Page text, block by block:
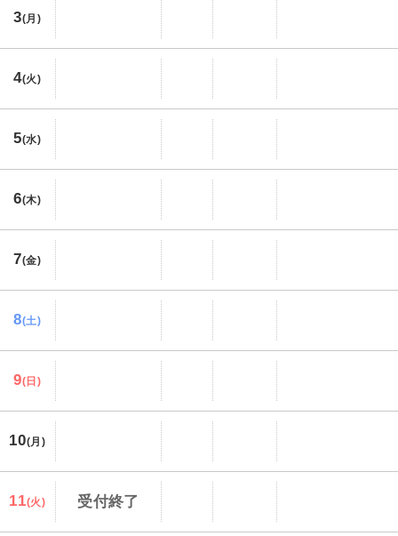
3(月)
4(火)
5(水)
6(木)
7(金)
8(土)
9(日)
10(月)
11(火) 受付終了